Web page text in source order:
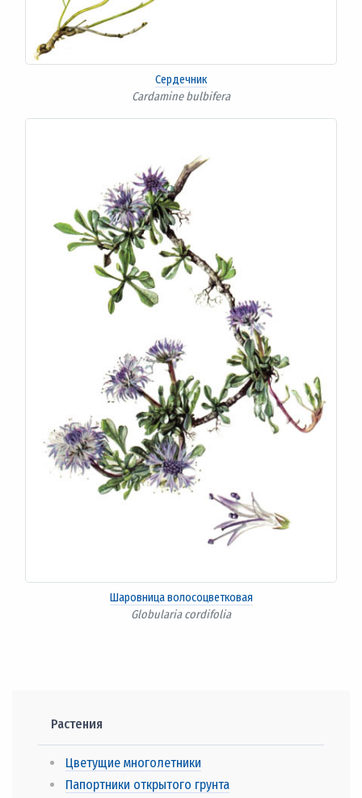
Сердечник
Cardamine bulbifera
Шаровница волосоцветковая
Globularia cordifolia
Растения
Цветущие многолетники
Папортники открытого грунта